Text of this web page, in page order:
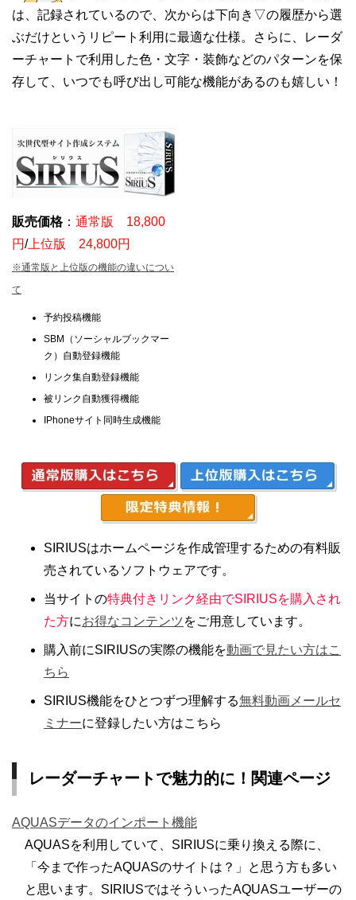
は、記録されているので、次からは下向き▽の履歴から選
ぶだけというリピート利用に最適な仕様。さらに、レーダ
ーチャートで利用した色・文字・装飾などのパターンを保
存して、いつでも呼び出し可能な機能があるのも嬉しい！
販売価格： 通常版 18,800
円/上位版 24,800円
※通常版と上位版の機能の違いについ
て
予約投稿機能
SBM（ソーシャルブックマー
ク）自動登録機能
リンク集自動登録機能
被リンク自動獲得機能
IPhoneサイト同時生成機能
SIRIUSはホームページを作成管理するための有料販
売されているソフトウェアです。
当サイトの特典付きリンク経由でSIRIUSを購入され
た方にお得なコンテンツをご用意しています。
購入前にSIRIUSの実際の機能を動画で見たい方はこ
ちら
SIRIUS機能をひとつずつ理解する無料動画メールセ
ミナーに登録したい方はこちら
レーダーチャートで魅力的に！関連ページ
AQUASデータのインポート機能
AQUASを利用していて、SIRIUSに乗り換える際に、
「今まで作ったAQUASのサイトは？」と思う方も多い
と思います。SIRIUSではそういったAQUASユーザーの